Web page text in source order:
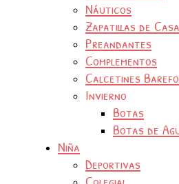
Náuticos
Zapatillas de Casa
Preandantes
Complementos
Calcetines
Invierno
Botas
Botas de
Niña
Deportivas